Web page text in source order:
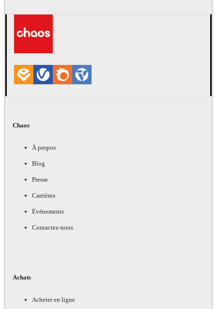
Chaos
À propos
Blog
Presse
Carrières
Événements
Contactez-nous
Achats
Acheter en ligne